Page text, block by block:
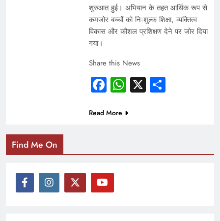
शुरुआत हुई। अभियान के तहत आर्थिक रूप से
कमजोर बच्चों को निःशुल्क शिक्षा, व्यक्तित्व
विकास और कौशल प्रशिक्षण देने पर जोर दिया
गया।
Share this News
Facebook
WhatsApp
X Share
Read More
Find Me On